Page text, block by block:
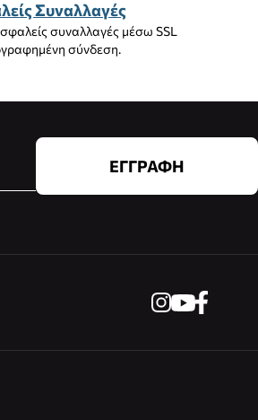
Συναλλαγές
συναλλαγές μέσω SSL
σύνδεση.
ΕΓΓΡΑΦΗ